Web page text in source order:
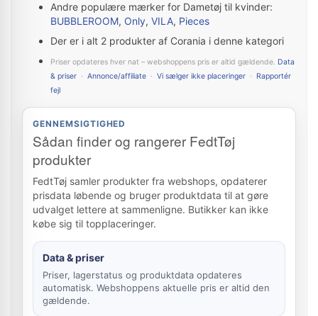
Andre populære mærker for Dametøj til kvinder:
BUBBLEROOM, Only, VILA, Pieces
Der er i alt 2 produkter af Corania i denne kategori
Priser opdateres hver nat – webshoppens pris er altid gældende. Data
& priser · Annonce/affiliate · Vi sælger ikke placeringer · Rapportér
fejl
GENNEMSIGTIGHED
Sådan finder og rangerer FedtTøj
produkter
FedtTøj samler produkter fra webshops, opdaterer
prisdata løbende og bruger produktdata til at gøre
udvalget lettere at sammenligne. Butikker kan ikke
købe sig til topplaceringer.
Data & priser
Priser, lagerstatus og produktdata opdateres
automatisk. Webshoppens aktuelle pris er altid den
gældende.